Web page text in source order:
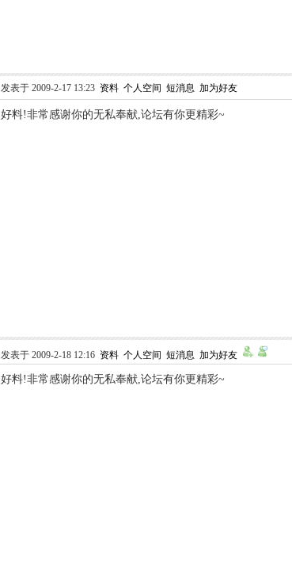
发表于 2009-2-17 13:23 资料 个人空间 短消息 加为好友
好料!非常感谢你的无私奉献,论坛有你更精彩~
发表于 2009-2-18 12:16 资料 个人空间 短消息 加为好友
好料!非常感谢你的无私奉献,论坛有你更精彩~